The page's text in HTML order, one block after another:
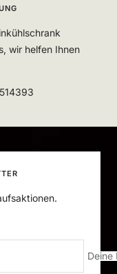
wir helfen Ihnen
Deine